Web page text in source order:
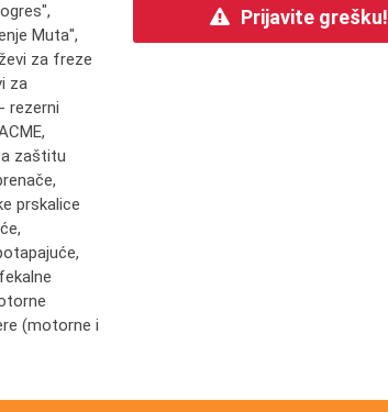
Muta",
za freze
za
rezerni
zaštitu
prskalice
(motorne i
Prijavite grešku!